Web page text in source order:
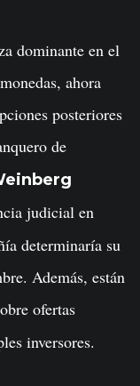
dominante en el
ahora
posteriores
de
judicial en
determinaría su
Además, están
ofertas
inversores.